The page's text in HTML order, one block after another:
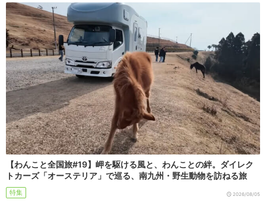
【わんこと全国旅#19】岬を駆ける風と、わんことの絆。ダイレク
トカーズ「オーステリア」で巡る、南九州・野生動物を訪ねる旅
特集 2026/08/05